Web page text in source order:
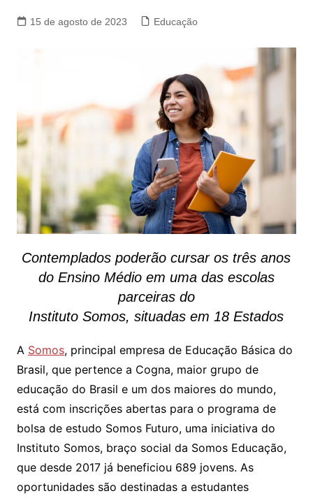
15 de agosto de 2023 Educação
Contemplados poderão cursar os três anos
do Ensino Médio em uma das escolas
parceiras do
Instituto Somos, situadas em 18 Estados
A Somos, principal empresa de Educação Básica do
Brasil, que pertence a Cogna, maior grupo de
educação do Brasil e um dos maiores do mundo,
está com inscrições abertas para o programa de
bolsa de estudo Somos Futuro, uma iniciativa do
Instituto Somos, braço social da Somos Educação,
que desde 2017 já beneficiou 689 jovens. As
oportunidades são destinadas a estudantes